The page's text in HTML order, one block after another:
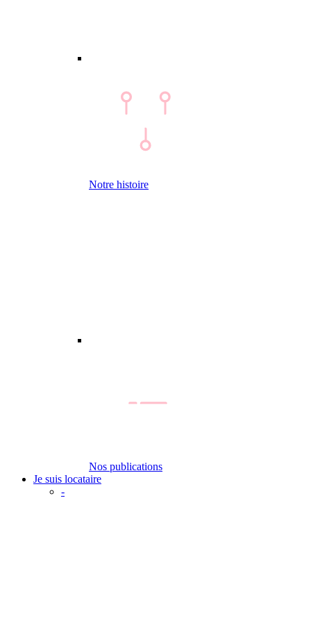
Notre histoire
Nos publications
Je suis locataire
-